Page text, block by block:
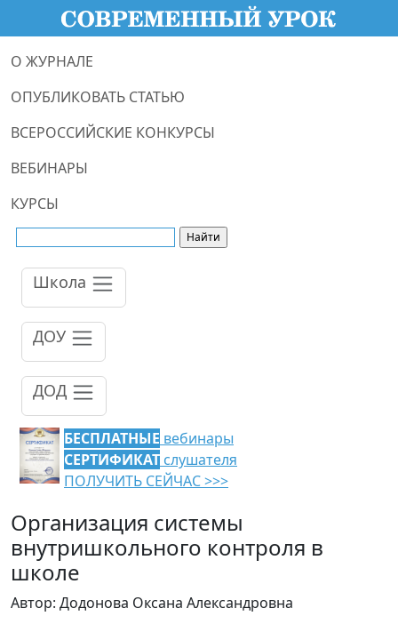
О ЖУРНАЛЕ
ОПУБЛИКОВАТЬ СТАТЬЮ
ВСЕРОССИЙСКИЕ КОНКУРСЫ
ВЕБИНАРЫ
КУРСЫ
Школа
ДОУ
ДОД
БЕСПЛАТНЫЕ вебинары
СЕРТИФИКАТ слушателя
ПОЛУЧИТЬ СЕЙЧАС >>>
Организация системы
внутришкольного контроля в
школе
Автор: Додонова Оксана Александровна